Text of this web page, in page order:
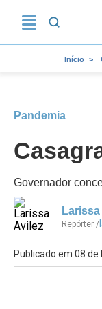
Início
Pandemia
Governador
Repórter /
Publicado em 08 de